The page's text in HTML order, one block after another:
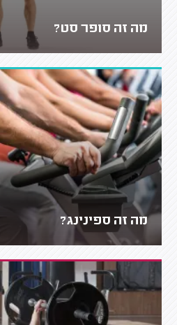
מה זה סופר סט?
מה זה ספינינג?